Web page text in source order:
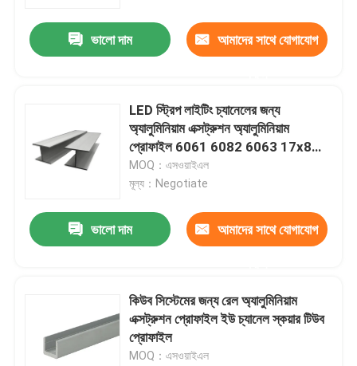
ভালো দাম আমাদের সাথে যোগাযোগ
LED স্ট্রিপ লাইটিং চ্যানেলের জন্য
অ্যালুমিনিয়াম এক্সট্রুশন অ্যালুমিনিয়াম
প্রোফাইল 6061 6082 6063 17x8
মিমি
MOQ：এসওয়াইএল
মূল্য：Negotiate
ভালো দাম আমাদের সাথে যোগাযোগ
কিউব সিস্টেমের জন্য রেল অ্যালুমিনিয়াম
এক্সট্রুশন প্রোফাইল ইউ চ্যানেল স্কয়ার টিউব
প্রোফাইল
MOQ：এসওয়াইএল